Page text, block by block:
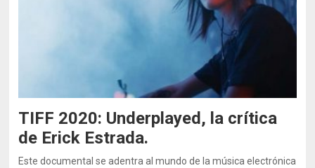
TIFF 2020: Underplayed, la crítica
de Erick Estrada.
Este documental se adentra al mundo de la música electrónica